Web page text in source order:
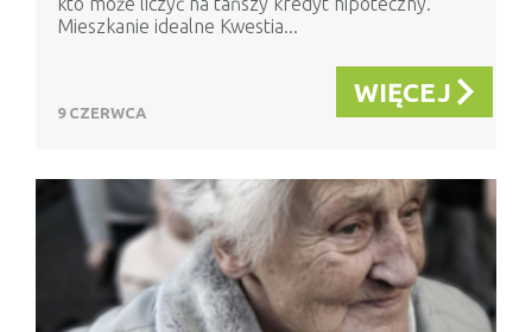
Mieszkanie idealne Kwestia...
9 CZERWCA
WIĘCEJ